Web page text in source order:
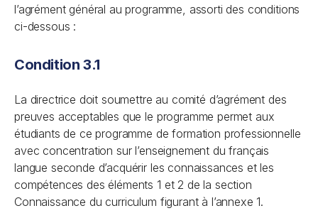
l’agrément général au programme, assorti des conditions
ci-dessous :
Condition 3.1
La directrice doit soumettre au comité d’agrément des
preuves acceptables que le programme permet aux
étudiants de ce programme de formation professionnelle
avec concentration sur l’enseignement du français
langue seconde d’acquérir les connaissances et les
compétences des éléments 1 et 2 de la section
Connaissance du curriculum figurant à l’annexe 1.